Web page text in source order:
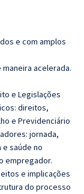
e com amplos
acelerada.
e Legislações
direitos,
e Previdenciário
jornada,
e saúde no
empregador.
e implicações
do processo